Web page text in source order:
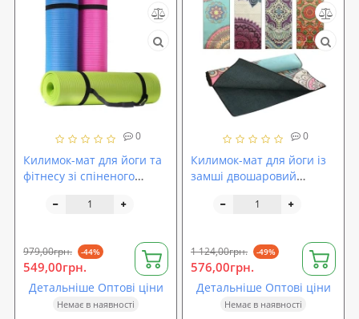
0
Килимок-мат для йоги та
фітнесу зі спіненого
NBR 1,5см з ручкою (MS
979,00грн. -44%
549,00грн.
Детальніше Оптові ціни
Немає в наявності
0
Килимок-мат для йоги із
замші двошаровий
1 124,00грн. -49%
576,00грн.
Детальніше Оптові ціни
Немає в наявності